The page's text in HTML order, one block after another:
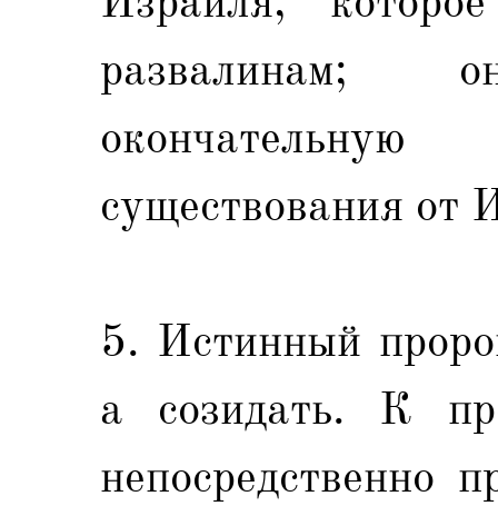
развалинам;
существования от
5. Истинный
а созидать. К
непосредственно